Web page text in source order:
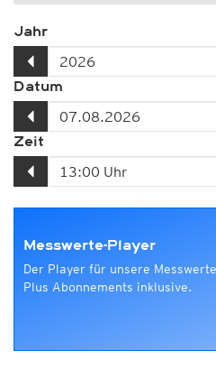
Jahr
Datum
Zeit
Messwerte-Player
Der Player für unsere
Plus Abonnements inklusive.